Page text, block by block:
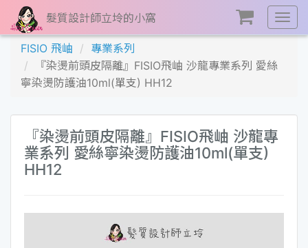
展
開
髮質設計師立坽的小窩
FISIO 飛岫
專業系列
『染燙前頭皮隔離』FISIO飛岫 沙龍專業系列 愛絲
寧染燙防護油10ml(單支) HH12
『染燙前頭皮隔離』FISIO飛岫 沙龍專
業系列 愛絲寧染燙防護油10ml(單支)
HH12